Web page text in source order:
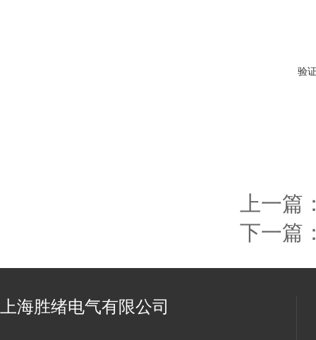
验
上一篇
下一篇
上海胜绪电气有限公司